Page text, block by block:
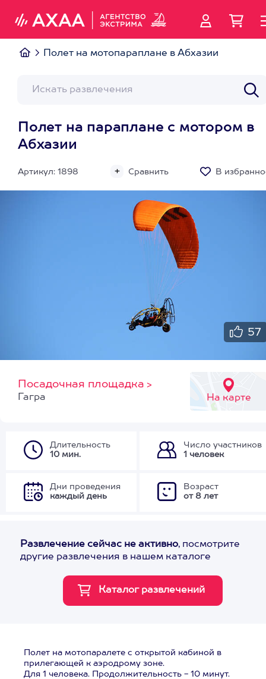
Полет на мотопараплане в Абхазии
Полет на параплане с мотором в
Абхазии
Артикул: 1898 Сравнить В
57
Посадочная площадка >
На карте
Гагра
Длительность
10 мин.
Число участников
1 человек
Дни проведения
каждый день
Возраст
от 8 лет
Развлечение сейчас не активно, посмотрите
другие развлечения в нашем каталоге
Полет на мотопаралете с открытой кабиной в
прилегающей к аэродрому зоне.
Для 1 человека. Продолжительность - 10 минут.